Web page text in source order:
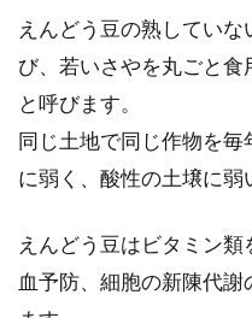
えんどう豆の熟してい
び、若いさやを丸ごと
と呼びます。
同じ土地で同じ作物を
に弱く、酸性の土壌に弱
えんどう豆はビタミン
血予防、細胞の新陳代